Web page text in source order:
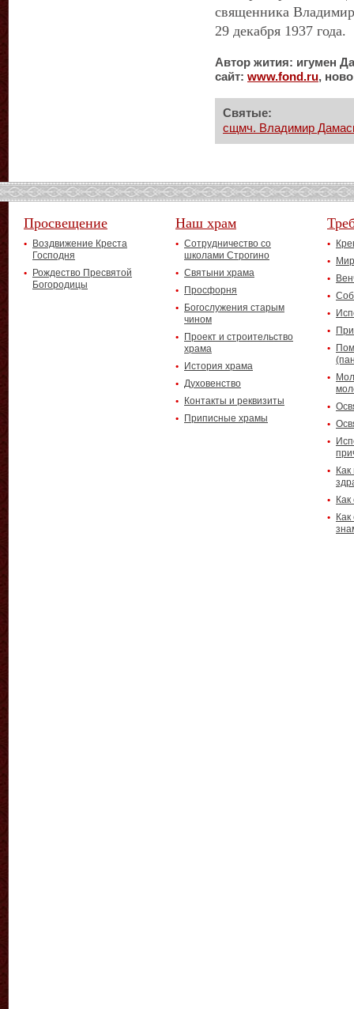
священника
29 декабря 1937 года.
Автор жития: игумен
сайт: www.fond .ru,
Святые:
сщмч. Владимир
Просвещение
Воздвижение Креста
Господня
Рождество Пресвятой
Богородицы
Наш храм
Сотрудничество со
школами Строгино
Святыни храма
Просфорня
Богослужения старым
чином
Проект и строительство
храма
История храма
Духовенство
Контакты и реквизиты
Приписные храмы
Как